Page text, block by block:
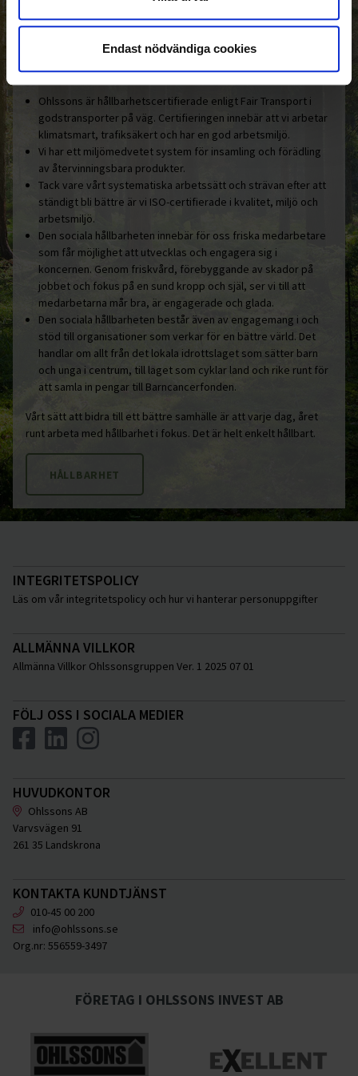
Endast nödvändiga cookies
Den gemensamma nämnaren i
Ohlssonsgruppen är vårt hållbara
engagemang.
Här är några konkreta exempel:
Ohlssons är hållbarhetscertifierade enligt Fair Transport i
godstransporter på väg. Certifieringen innebär att vi arbetar
klimatsmart, trafiksäkert och har en god arbetsmiljö.
Vi har ett miljömedvetet system för insamling och förädling
av återvinningsbara produkter.
Tack vare vårt systematiska arbetssätt och strävan efter att
ständigt bli bättre är vi ISO-certifierade i kvalitet, miljö och
arbetsmiljö.
Den sociala hållbarheten innebär för oss friska medarbetare
som får möjlighet att utvecklas och engagera sig i
koncernen. Genom friskvård, förebyggande av skador på
jobbet och fokus på en sund kropp och själ, ser vi till att
medarbetarna mår bra, är engagerade och glada.
Den sociala hållbarheten består även av engagemang i och
stöd till organisationer som verkar för en bättre värld. Det
handlar om allt från det lokala idrottslaget som sätter barn
och unga i centrum, till laget som cyklar land och rike runt för
att samla in pengar till Barncancerfonden.
Vårt sätt att bidra till ett bättre samhälle är att varje dag, året
runt arbeta med hållbarhet i fokus. Det är helt enkelt hållbart.
HÅLLBARHET
INTEGRITETSPOLICY
Läs om vår integritetspolicy och hur vi hanterar personuppgifter
ALLMÄNNA VILLKOR
Allmänna Villkor Ohlssonsgruppen Ver. 1 2025 07 01
FÖLJ OSS I SOCIALA MEDIER
HUVUDKONTOR
Ohlssons AB
Varvsvägen 91
261 35 Landskrona
KONTAKTA KUNDTJÄNST
010-45 00 200
info@ohlssons.se
Org.nr: 556559-3497
FÖRETAG I OHLSSONS INVEST AB